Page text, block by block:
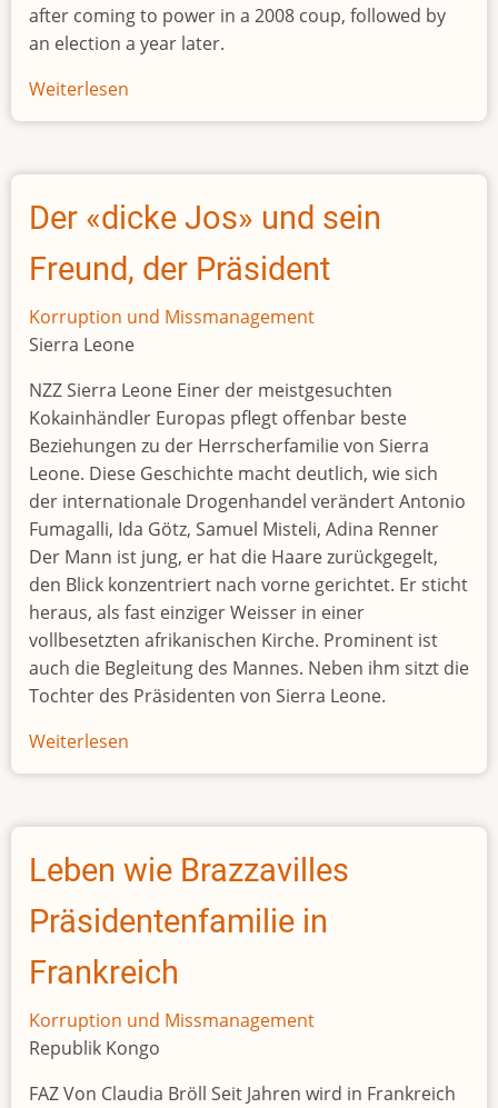
after coming to power in a 2008 coup, followed by
an election a year later.
Weiterlesen
Former
president
jailed
for
years
following
appeal
Der «dicke Jos» und sein
Freund, der Präsident
Korruption und Missmanagement
Sierra Leone
NZZ Sierra Leone Einer der meistgesuchten
Kokainhändler Europas pflegt offenbar beste
Beziehungen zu der Herrscherfamilie von Sierra
Leone. Diese Geschichte macht deutlich, wie sich
der internationale Drogenhandel verändert Antonio
Fumagalli, Ida Götz, Samuel Misteli, Adina Renner
Der Mann ist jung, er hat die Haare zurückgegelt,
den Blick konzentriert nach vorne gerichtet. Er sticht
heraus, als fast einziger Weisser in einer
vollbesetzten afrikanischen Kirche. Prominent ist
auch die Begleitung des Mannes. Neben ihm sitzt die
Tochter des Präsidenten von Sierra Leone.
Weiterlesen
Der
Jos»
und
sein
Freund,
der
Präsident
Leben wie Brazzavilles
Präsidentenfamilie in
Frankreich
Korruption und Missmanagement
Republik Kongo
FAZ Von Claudia Bröll Seit Jahren wird in Frankreich